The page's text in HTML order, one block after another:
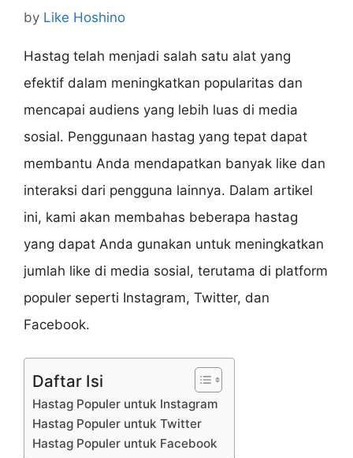
by Like Hoshino
Hastag telah menjadi salah satu alat yang
efektif dalam meningkatkan popularitas dan
mencapai audiens yang lebih luas di media
sosial. Penggunaan hastag yang tepat dapat
membantu Anda mendapatkan banyak like dan
interaksi dari pengguna lainnya. Dalam artikel
ini, kami akan membahas beberapa hastag
yang dapat Anda gunakan untuk meningkatkan
jumlah like di media sosial, terutama di platform
populer seperti Instagram, Twitter, dan
Facebook.
Daftar Isi
Hastag Populer untuk Instagram
Hastag Populer untuk Twitter
Hastag Populer untuk Facebook